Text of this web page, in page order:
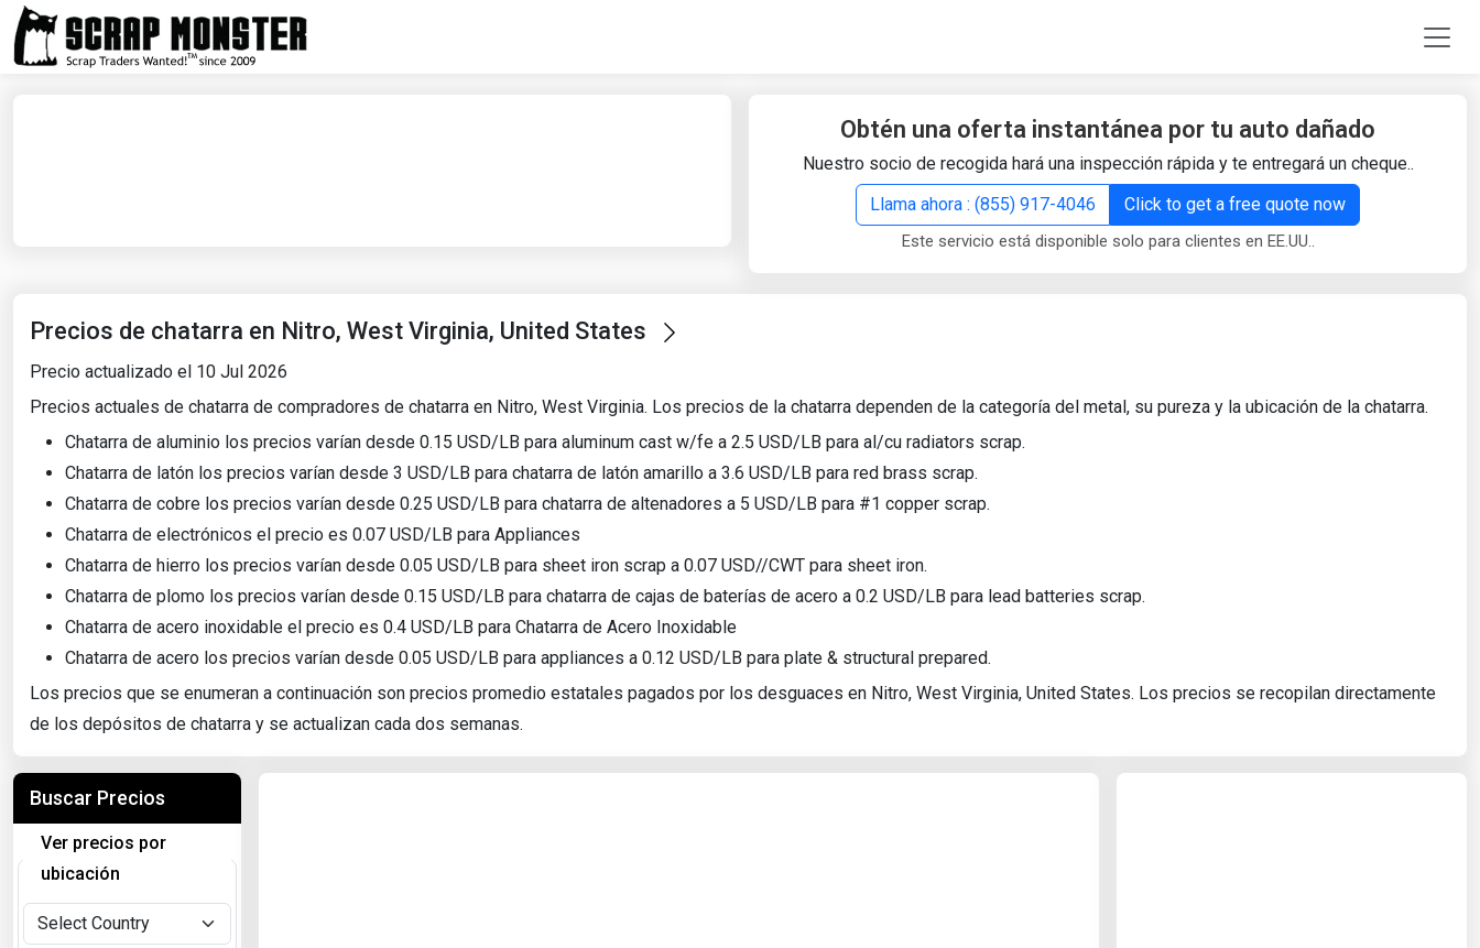
Obtén una oferta instantánea por tu auto dañado
Nuestro socio de recogida hará una inspección rápida y te entregará un cheque..
Llama ahora : (855) 917-4046
Click to get a free quote now
Este servicio está disponible solo para clientes en EE.UU..
Precios de chatarra en Nitro, West Virginia, United States
Precio actualizado el 10 Jul 2026
Precios actuales de chatarra de compradores de chatarra en Nitro, West Virginia. Los precios de la chatarra dependen de la categoría del metal, su pureza y la ubicación de la chatarra.
Chatarra de aluminio los precios varían desde 0.15 USD/LB para aluminum cast w/fe a 2.5 USD/LB para al/cu radiators scrap.
Chatarra de latón los precios varían desde 3 USD/LB para chatarra de latón amarillo a 3.6 USD/LB para red brass scrap.
Chatarra de cobre los precios varían desde 0.25 USD/LB para chatarra de altenadores a 5 USD/LB para #1 copper scrap.
Chatarra de electrónicos el precio es 0.07 USD/LB para Appliances
Chatarra de hierro los precios varían desde 0.05 USD/LB para sheet iron scrap a 0.07 USD//CWT para sheet iron.
Chatarra de plomo los precios varían desde 0.15 USD/LB para chatarra de cajas de baterías de acero a 0.2 USD/LB para lead batteries scrap.
Chatarra de acero inoxidable el precio es 0.4 USD/LB para Chatarra de Acero Inoxidable
Chatarra de acero los precios varían desde 0.05 USD/LB para appliances a 0.12 USD/LB para plate & structural prepared.
Los precios que se enumeran a continuación son precios promedio estatales pagados por los desguaces en Nitro, West Virginia, United States. Los precios se recopilan directamente
de los depósitos de chatarra y se actualizan cada dos semanas.
Buscar Precios
Ver precios por
ubicación
Select Module
Start Date End Date